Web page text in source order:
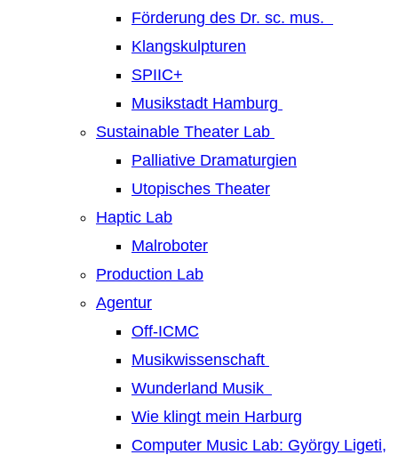
Förderung des Dr. sc. mus.
Klangskulpturen
SPIIC+
Musikstadt Hamburg
Sustainable Theater Lab
Palliative Dramaturgien
Utopisches Theater
Haptic Lab
Malroboter
Production Lab
Agentur
Off-ICMC
Musikwissenschaft
Wunderland Musik
Wie klingt mein Harburg
Computer Music Lab: György Ligeti,